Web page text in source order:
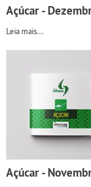
Açúcar -
Leia mais...
Açúcar -